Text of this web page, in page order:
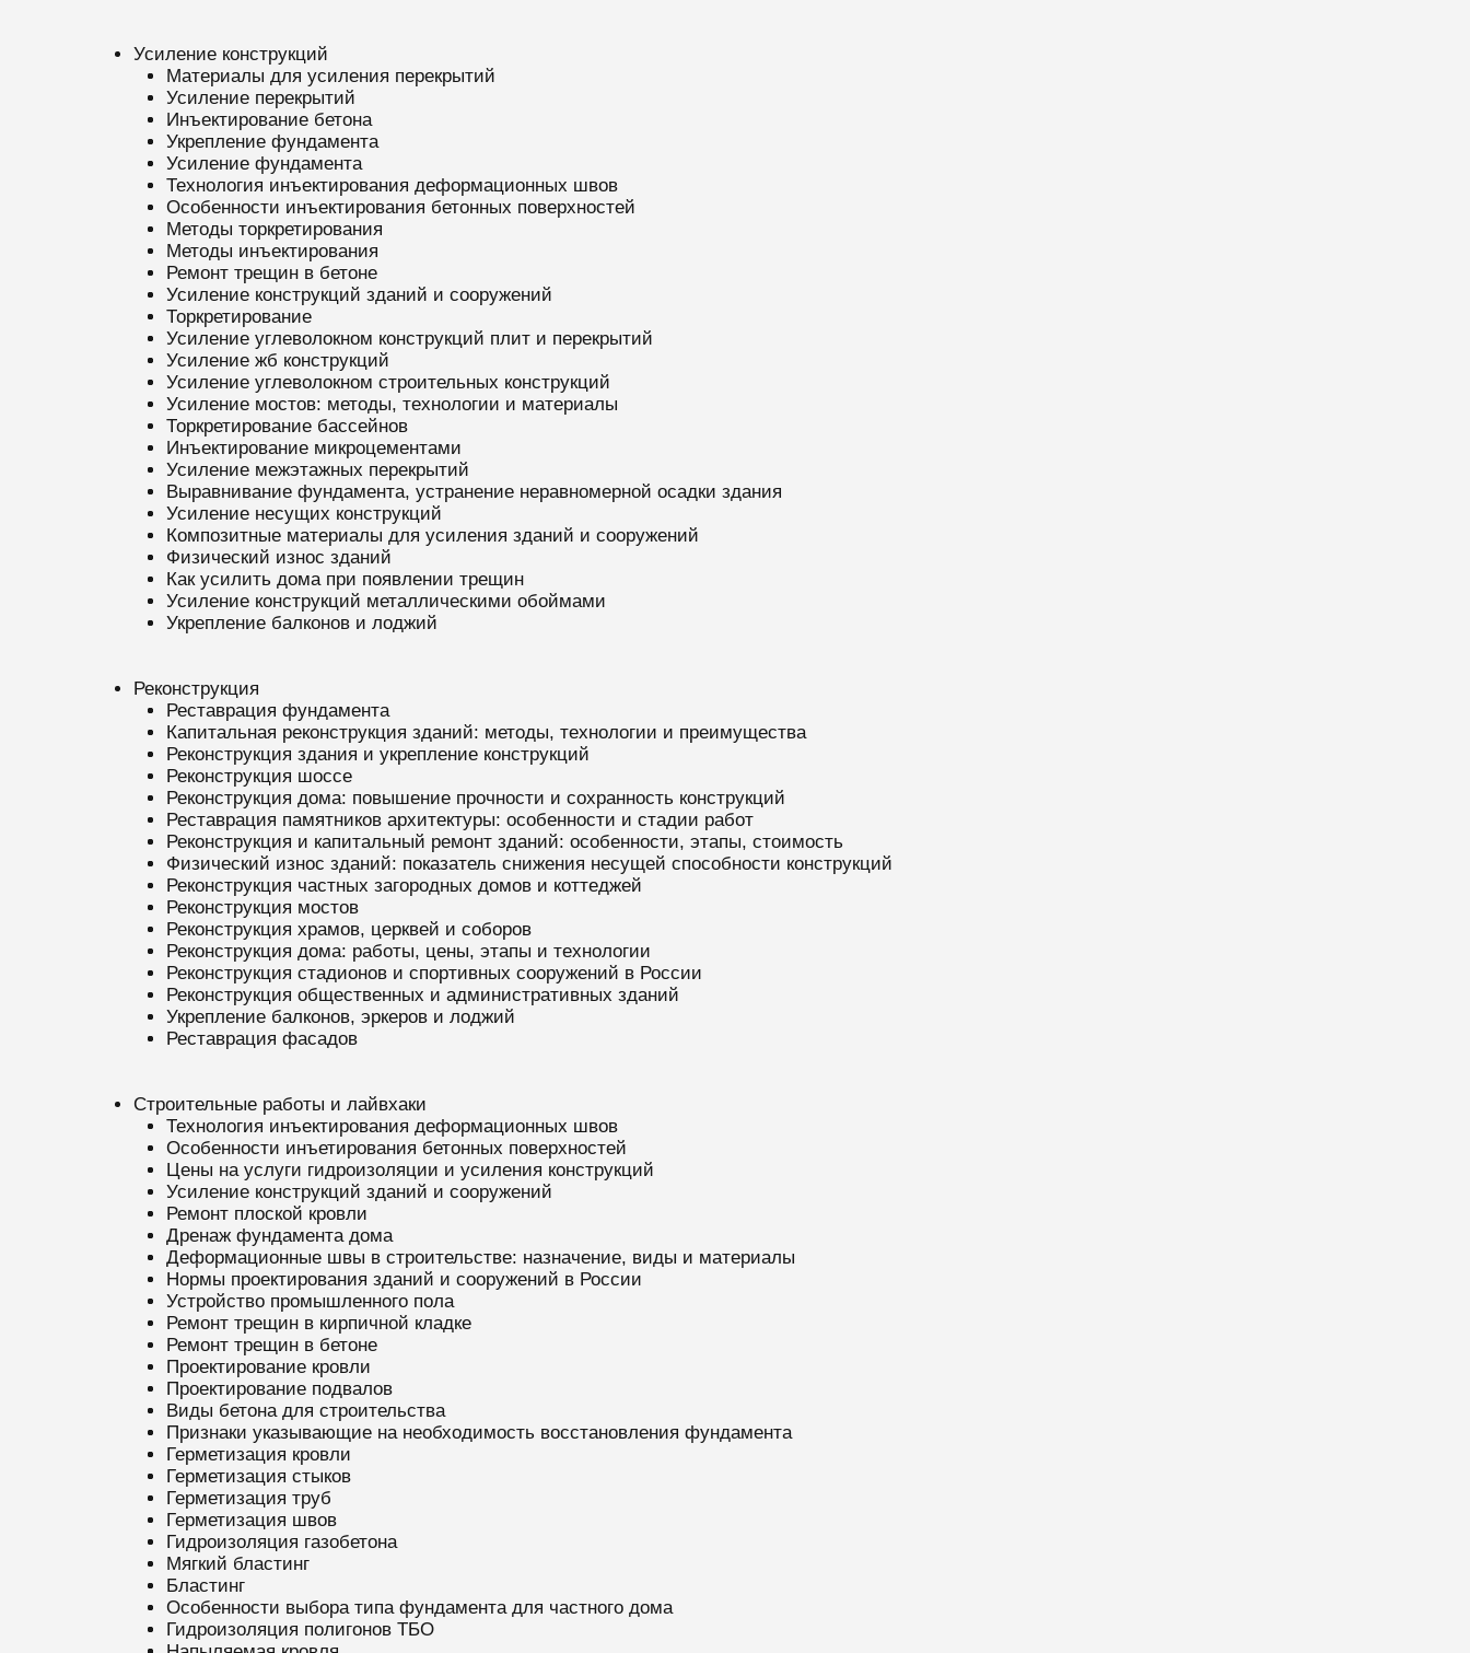
Усиление конструкций
Материалы для усиления перекрытий
Усиление перекрытий
Инъектирование бетона
Укрепление фундамента
Усиление фундамента
Технология инъектирования деформационных швов
Особенности инъектирования бетонных поверхностей
Методы торкретирования
Методы инъектирования
Ремонт трещин в бетоне
Усиление конструкций зданий и сооружений
Торкретирование
Усиление углеволокном конструкций плит и перекрытий
Усиление жб конструкций
Усиление углеволокном строительных конструкций
Усиление мостов: методы, технологии и материалы
Торкретирование бассейнов
Инъектирование микроцементами
Усиление межэтажных перекрытий
Выравнивание фундамента, устранение неравномерной осадки здания
Усиление несущих конструкций
Композитные материалы для усиления зданий и сооружений
Физический износ зданий
Как усилить дома при появлении трещин
Усиление конструкций металлическими обоймами
Укрепление балконов и лоджий
Реконструкция
Реставрация фундамента
Капитальная реконструкция зданий: методы, технологии и преимущества
Реконструкция здания и укрепление конструкций
Реконструкция шоссе
Реконструкция дома: повышение прочности и сохранность конструкций
Реставрация памятников архитектуры: особенности и стадии работ
Реконструкция и капитальный ремонт зданий: особенности, этапы, стоимость
Физический износ зданий: показатель снижения несущей способности конструкций
Реконструкция частных загородных домов и коттеджей
Реконструкция мостов
Реконструкция храмов, церквей и соборов
Реконструкция дома: работы, цены, этапы и технологии
Реконструкция стадионов и спортивных сооружений в России
Реконструкция общественных и административных зданий
Укрепление балконов, эркеров и лоджий
Реставрация фасадов
Строительные работы и лайвхаки
Технология инъектирования деформационных швов
Особенности инъетирования бетонных поверхностей
Цены на услуги гидроизоляции и усиления конструкций
Усиление конструкций зданий и сооружений
Ремонт плоской кровли
Дренаж фундамента дома
Деформационные швы в строительстве: назначение, виды и материалы
Нормы проектирования зданий и сооружений в России
Устройство промышленного пола
Ремонт трещин в кирпичной кладке
Ремонт трещин в бетоне
Проектирование кровли
Проектирование подвалов
Виды бетона для строительства
Признаки указывающие на необходимость восстановления фундамента
Герметизация кровли
Герметизация стыков
Герметизация труб
Герметизация швов
Гидроизоляция газобетона
Мягкий бластинг
Бластинг
Особенности выбора типа фундамента для частного дома
Гидроизоляция полигонов ТБО